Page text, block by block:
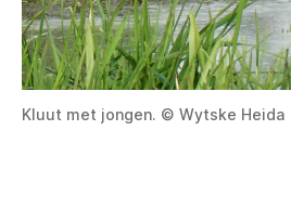
Kluut met jongen. © Wytske Heida